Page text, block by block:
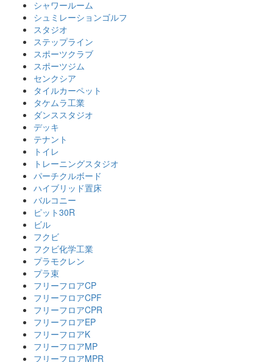
シャワールーム
シュミレーションゴルフ
スタジオ
ステップライン
スポーツクラブ
スポーツジム
センクシア
タイルカーペット
タケムラ工業
ダンススタジオ
デッキ
テナント
トイレ
トレーニングスタジオ
パーチクルボード
ハイブリッド置床
バルコニー
ピット30R
ビル
フクビ
フクビ化学工業
プラモクレン
プラ束
フリーフロアCP
フリーフロアCPF
フリーフロアCPR
フリーフロアEP
フリーフロアK
フリーフロアMP
フリーフロアMPR